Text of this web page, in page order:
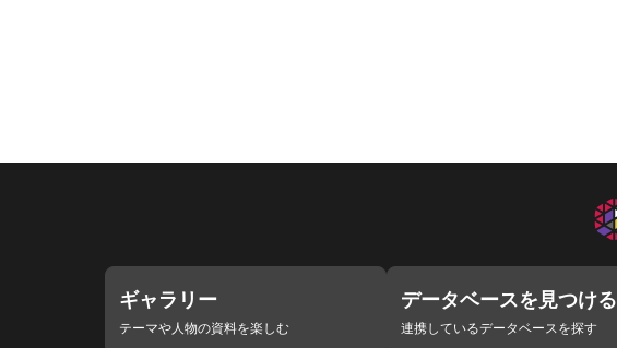
ギャラリー
テーマや人物の資料を楽しむ
データベースを見つける
連携しているデータベースを探す